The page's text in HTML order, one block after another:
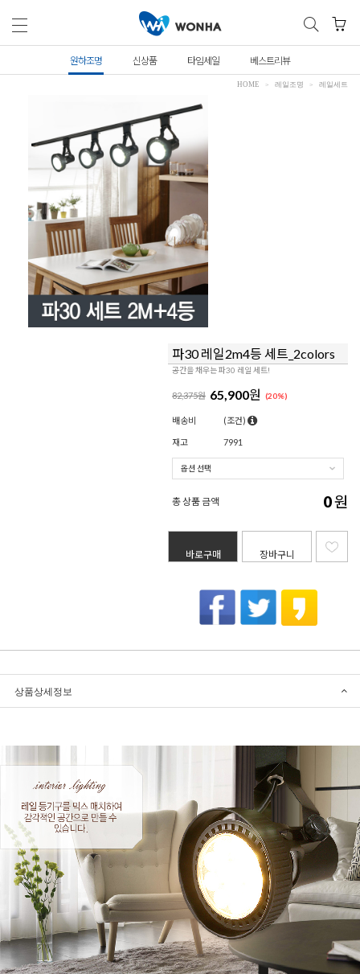
원하조명 신상품 타임세일 베스트리뷰
HOME 레일조명 레일세트
파30 레일2m4등 세트_2colors
공간을 채우는 파30 레일 세트!
82,375원 65,900원 (20%)
배송비 (조건)
재고 7991
총 상품 금액 0원
바로구매 장바구니
상품상세정보